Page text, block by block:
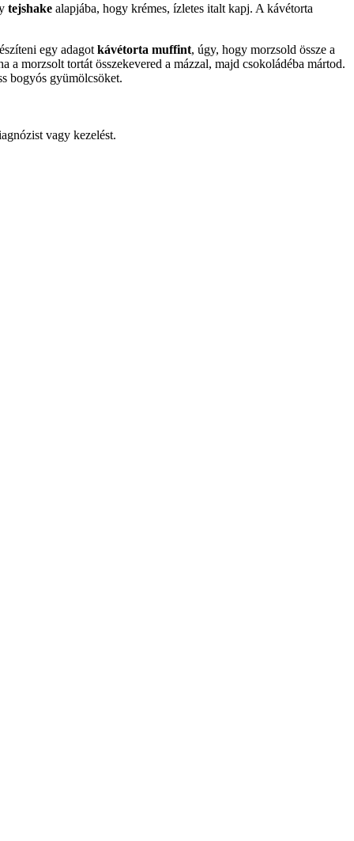
tejshake alapjába, hogy krémes, ízletes italt kapj. A kávétorta
egy adagot kávétorta muffint, úgy, hogy morzsold össze a
a morzsolt tortát összekevered a mázzal, majd csokoládéba mártod.
bogyós gyümölcsöket.
vagy kezelést.